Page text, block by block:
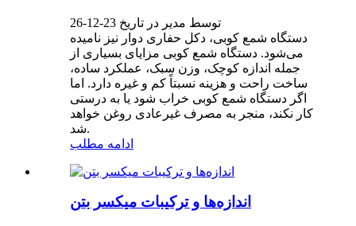
توسط مدیر در تاریخ 23-12-26
دستگاه شمع کوبی، دکل حفاری دوار نیز نامیده
می‌شود. دستگاه شمع کوبی مزایای بسیاری از
جمله اندازه کوچک، وزن سبک، عملکرد ساده،
ساخت راحت و هزینه نسبتاً کم و غیره دارد. اما
اگر دستگاه شمع کوبی خراب شود یا به درستی
کار نکند، منجر به مصرف غیرعادی روغن خواهد
شد.
ادامه مطلب
اندازه‌ها و ترکیبات میکسر بتن